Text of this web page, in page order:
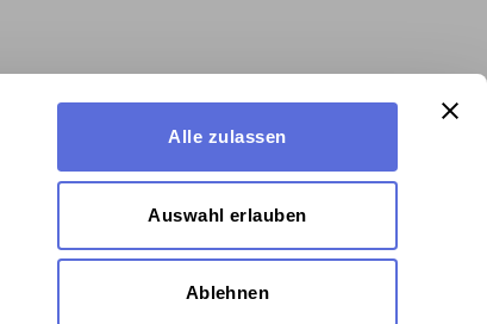
Alle zulassen
Auswahl erlauben
Ablehnen